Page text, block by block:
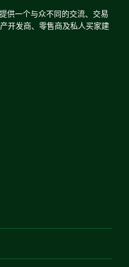
供一个与众不同的交流、交易
开发商、零售商及私人买家建